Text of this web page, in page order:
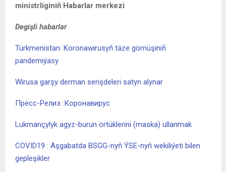
ministrliginiň Habarlar merkezi
Degişli habarlar
Türkmenistan: Koronawirusyň täze görnüşiniň
pandemiýasy
Wirusa garşy derman serişdeleri satyn alynar
Пресс-Релиз :Коронавирус
Lukmançylyk agyz-burun örtüklerini (maska) ullanmak
COVID19 : Aşgabatda BSGG-nyň ÝSE-nyň wekiliýeti bilen
gepleşikler